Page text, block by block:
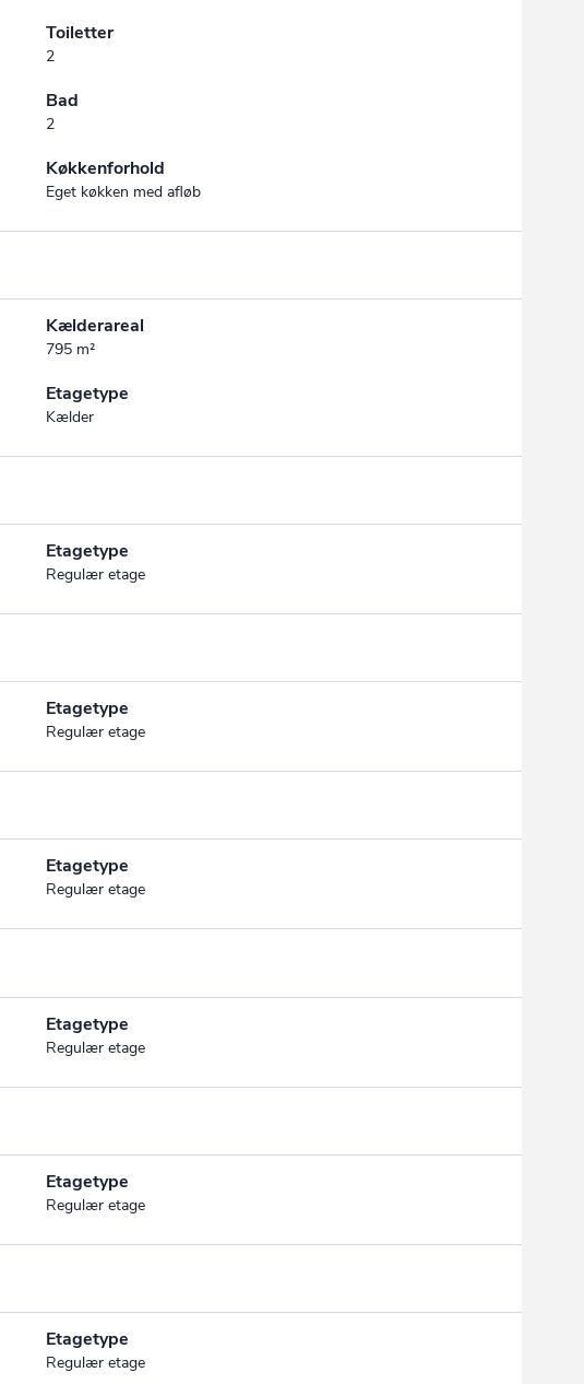
Toiletter
2
Bad
2
Køkkenforhold
Eget køkken med afløb
Kælderareal
795 m²
Etagetype
Kælder
Etagetype
Regulær etage
Etagetype
Regulær etage
Etagetype
Regulær etage
Etagetype
Regulær etage
Etagetype
Regulær etage
Etagetype
Regulær etage